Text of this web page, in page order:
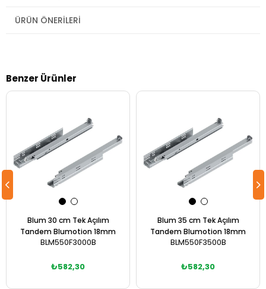
ÜRÜN ÖNERILERI
Benzer Ürünler
Blum 30 cm Tek Açılım
Tandem Blumotion 18mm
BLM550F3000B
₺582,30
Blum 35 cm Tek Açılım
Tandem Blumotion 18mm
BLM550F3500B
₺582,30